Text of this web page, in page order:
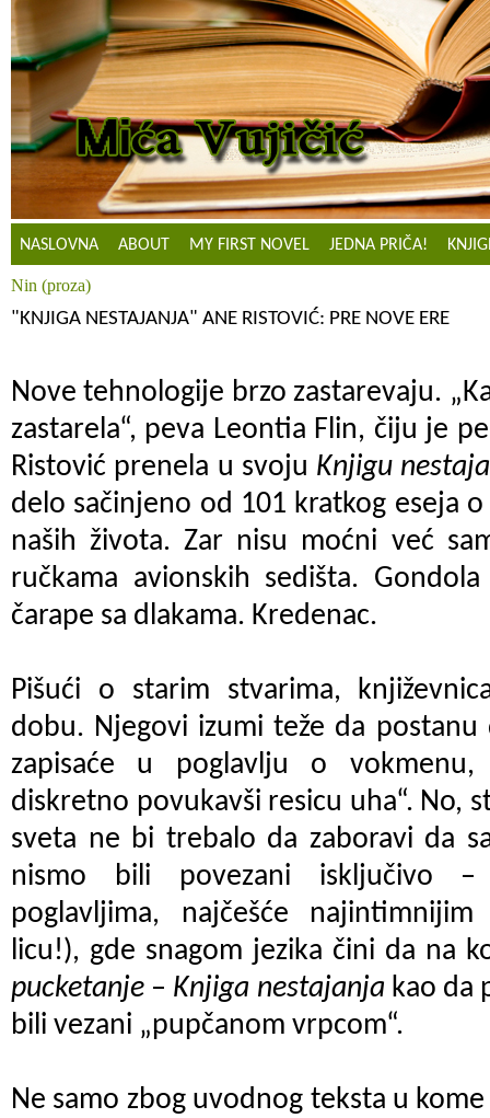
NASLOVNA ABOUT MY FIRST NOVEL JEDNA PRIČA!
Nin (proza)
"KNJIGA NESTAJANJA" ANE RISTOVIĆ: PRE NOVE ERE
Nove tehnologije brzo zastarevaju.
zastarela“, peva Leontia Flin, čiju je
Ristović prenela u svoju Knjigu
delo sačinjeno od 101 kratkog eseja
naših života. Zar nisu moćni već
ručkama avionskih sedišta.
čarape sa dlakama. Kredenac.
Pišući o starim stvarima,
dobu. Njegovi izumi teže da postanu
zapisaće u poglavlju o vokmenu,
diskretno povukavši resicu uha“. No,
sveta ne bi trebalo da zaboravi da
nismo bili povezani isključivo
poglavljima, najčešće
licu!), gde snagom jezika čini da na
pucketanje – Knjiga nestajanja kao da
bili vezani „pupčanom vrpcom“.
Ne samo zbog uvodnog teksta u